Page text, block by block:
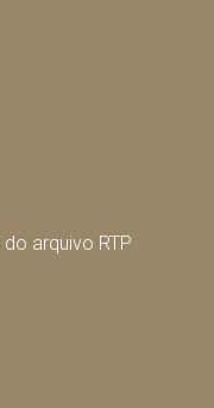
arquivo RTP